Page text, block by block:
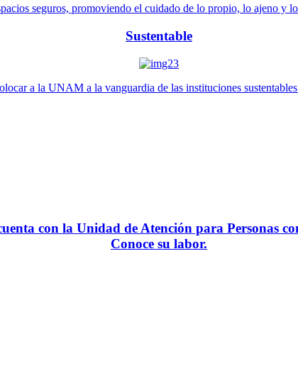
seguros, promoviendo el cuidado de lo propio, lo ajeno y
Sustentable
a la UNAM a la vanguardia de las instituciones
con la Unidad de Atención para Personas
Conoce su labor.